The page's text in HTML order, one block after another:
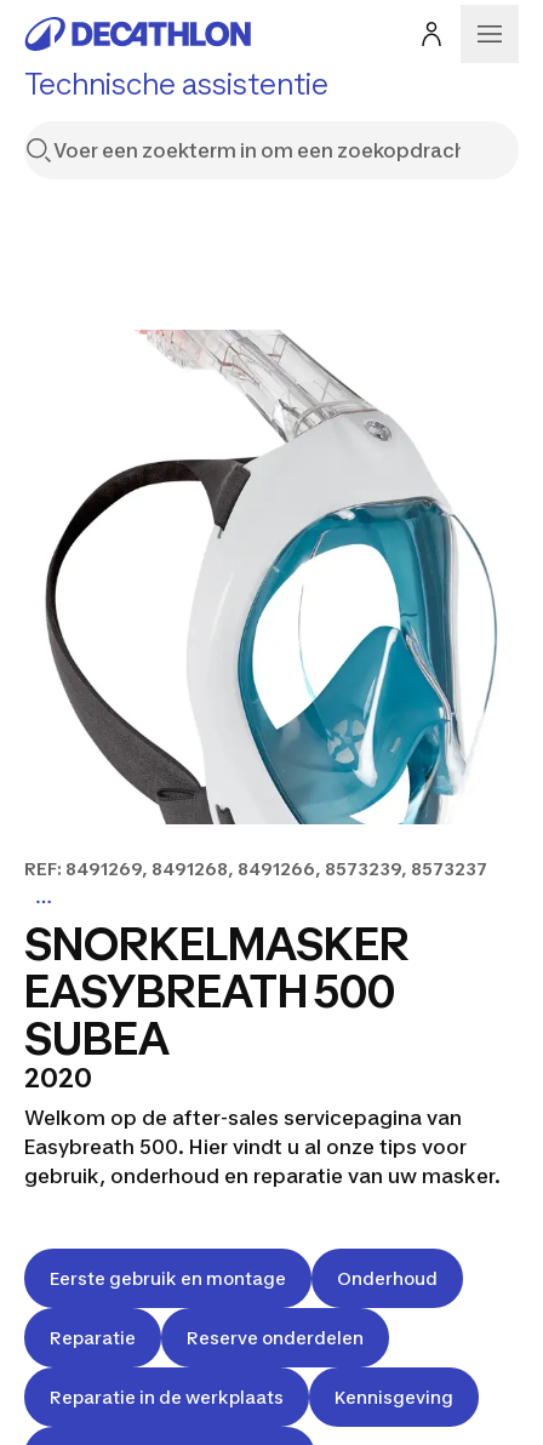
Technische assistentie
REF: 8491269, 8491268, 8491266, 8573239, 8573237
SNORKELMASKER
EASYBREATH 500
SUBEA
2020
Welkom op de after-sales servicepagina van
Easybreath 500. Hier vindt u al onze tips voor
gebruik, onderhoud en reparatie van uw masker.
Eerste gebruik en montage Onderhoud
Reparatie Reserve onderdelen
Reparatie in de werkplaats Kennisgeving